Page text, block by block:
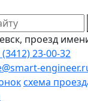
проезд
(3412) 23-00-32
схема